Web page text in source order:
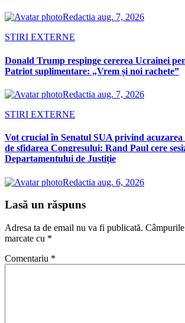
Redactia aug. 7, 2026
STIRI EXTERNE
Donald Trump respinge cererea Ucrainei
Patriot suplimentare: „Vrem și noi rachete”
Redactia aug. 7, 2026
STIRI EXTERNE
Vot crucial în Senatul SUA privind
de sfidarea Congresului: Rand Paul cere
Departamentului de Justiție
Redactia aug. 6, 2026
Lasă un răspuns
Adresa ta de email nu va fi publicată.
marcate cu *
Comentariu *